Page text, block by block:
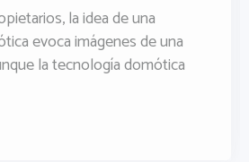
la idea de una
evoca imágenes de una
la tecnología domótica